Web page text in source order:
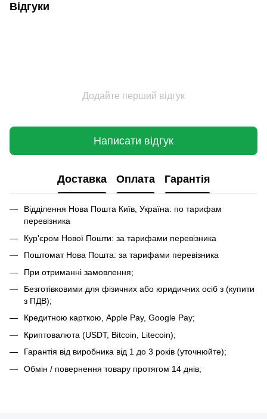
Відгуки
Додайте перший відгук
Написати відгук
Доставка Оплата Гарантія
Відділення Нова Пошта Київ, Україна: по тарифам
перевізника
Кур'єром Нової Пошти: за тарифами перевізника
Поштомат Нова Пошта: за тарифами перевізника
При отриманні замовлення;
Безготівковими для фізичних або юридичних осіб з (купити
з ПДВ);
Кредитною карткою, Apple Pay, Google Pay;
Криптовалюта (USDT, Bitcoin, Litecoin);
Гарантія від виробника від 1 до 3 років (уточнюйте);
Обмін / повернення товару протягом 14 днів;